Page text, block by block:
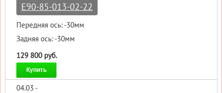
E90-85-013-02-22
Передняя ось: -30мм
Задняя ось: -30мм
129 800 руб.
Купить
04.03 -